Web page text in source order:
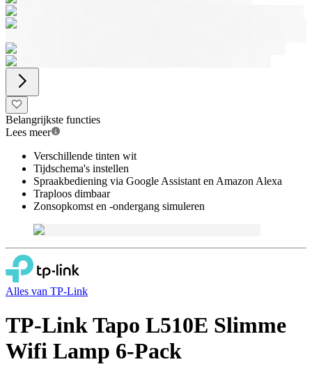
Belangrijkste functies
Lees meer
Verschillende tinten wit
Tijdschema's instellen
Spraakbediening via Google Assistant en Amazon Alexa
Traploos dimbaar
Zonsopkomst en -ondergang simuleren
Alles van TP-Link
TP-Link Tapo L510E Slimme
Wifi Lamp 6-Pack